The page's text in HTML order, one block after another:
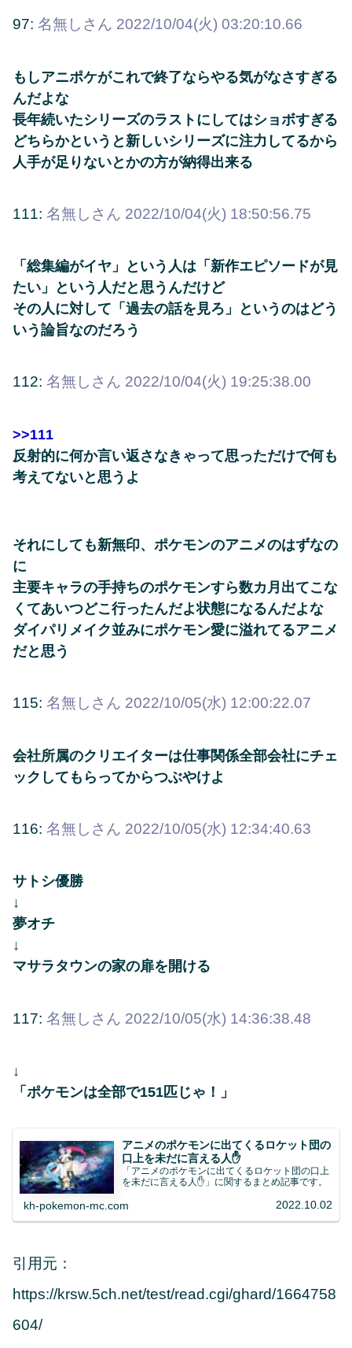
97: 名無しさん 2022/10/04(火) 03:20:10.66
もしアニポケがこれで終了ならやる気がなさすぎる
んだよな
長年続いたシリーズのラストにしてはショボすぎる
どちらかというと新しいシリーズに注力してるから
人手が足りないとかの方が納得出来る
111: 名無しさん 2022/10/04(火) 18:50:56.75
「総集編がイヤ」という人は「新作エピソードが見
たい」という人だと思うんだけど
その人に対して「過去の話を見ろ」というのはどう
いう論旨なのだろう
112: 名無しさん 2022/10/04(火) 19:25:38.00
>>111
反射的に何か言い返さなきゃって思っただけで何も
考えてないと思うよ
それにしても新無印、ポケモンのアニメのはずなの
に
主要キャラの手持ちのポケモンすら数カ月出てこな
くてあいつどこ行ったんだよ状態になるんだよな
ダイパリメイク並みにポケモン愛に溢れてるアニメ
だと思う
115: 名無しさん 2022/10/05(水) 12:00:22.07
会社所属のクリエイターは仕事関係全部会社にチェ
ックしてもらってからつぶやけよ
116: 名無しさん 2022/10/05(水) 12:34:40.63
サトシ優勝
↓
夢オチ
↓
マサラタウンの家の扉を開ける
117: 名無しさん 2022/10/05(水) 14:36:38.48
↓
「ポケモンは全部で151匹じゃ！」
アニメのポケモンに出てくるロケット団の
口上を未だに言える人✋
「アニメのポケモンに出てくるロケット団の口上
を未だに言える人✋」に関するまとめ記事です。
kh-pokemon-mc.com 2022.10.02
引用元：
https://krsw.5ch.net/test/read.cgi/ghard/1664758
604/